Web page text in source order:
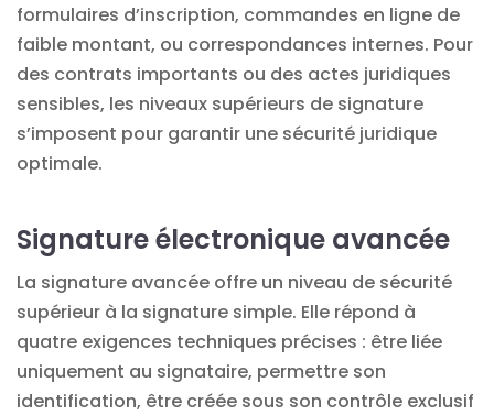
formulaires d’inscription, commandes en ligne de
faible montant, ou correspondances internes. Pour
des contrats importants ou des actes juridiques
sensibles, les niveaux supérieurs de signature
s’imposent pour garantir une sécurité juridique
optimale.
Signature électronique avancée
La signature avancée offre un niveau de sécurité
supérieur à la signature simple. Elle répond à
quatre exigences techniques précises : être liée
uniquement au signataire, permettre son
identification, être créée sous son contrôle exclusif